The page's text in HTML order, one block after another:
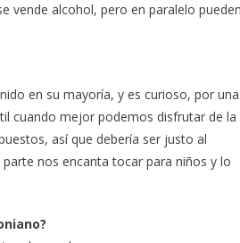
vende alcohol, pero en paralelo pueden
en su mayoría, y es curioso, por una
cuando mejor podemos disfrutar de la
así que debería ser justo al
nos encanta tocar para niños y lo